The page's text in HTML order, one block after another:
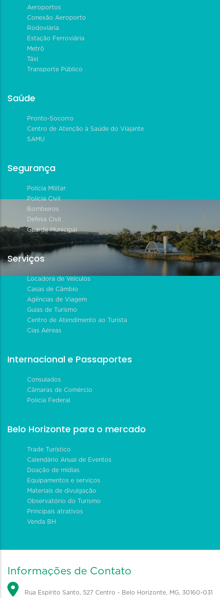
Aeroportos
Conexão Aeroporto
Rodoviária
Estação Ferroviária
Metrô
Táxi
Transporte Público
Saúde
Pronto-Socorro
Centro de Atenção à Saúde do Viajante
SAMU
Segurança
Polícia Militar
Polícia Civil
Bombeiros
Defesa Civil
Guarda Municipal
Serviços
Locadora de Veículos
Casas de Câmbio
Agências de Viagem
Guias de Turismo
Centro de Atendimento ao Turista
Cias Aéreas
Internacional e Passaportes
Consulados
Câmaras de Comércio
Polícia Federal
Belo Horizonte para o mercado
Trade Turístico
Calendário Anual de Eventos
Doação de mídias
Equipamentos e serviços
Materiais de divulgação
Observatório do Turismo
Principais atrativos
Venda BH
Informações de Contato
Rua Espírito Santo, 527 Centro - Belo Horizonte, MG, 30160-031